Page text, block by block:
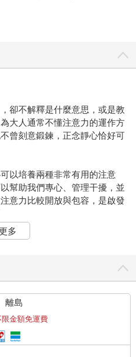
卻不解釋是什麼意思，或是教
大人通常不懂注意力的運作方
曾刻意鍛鍊，正念靜心恰好可
以培養兩種非常有用的注意
幫助我們專心、管理干擾，並
意力比較開放與包容，是啟發
的觀點，將兩種運用注意力的
「定位點」。讓孩子聚焦於某
叫「定位遊戲」。定位點可以
西（一束花）。
的光源，照亮並體驗大範圍的
叫「覺察遊戲」。本章先探討
多
離島
限金額免運費